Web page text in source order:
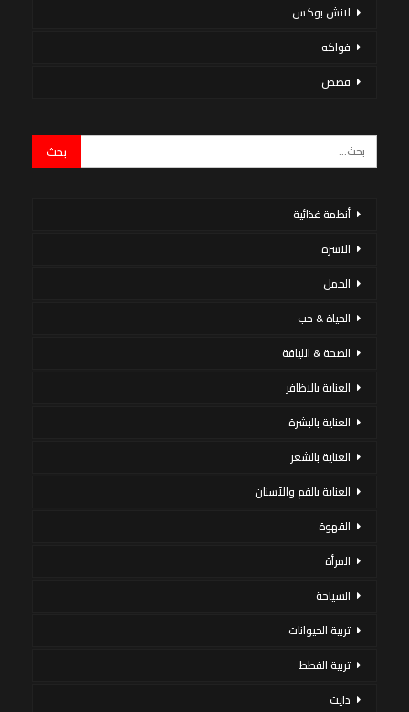
لانش بوكس
فواكه
قصص
أنظمة غذائية
الاسرة
الحمل
الحياة & حب
الصحة & اللياقة
العناية بالاظافر
العناية بالبشرة
العناية بالشعر
العناية بالفم والأسنان
القهوة
المرأة
السياحة
تربية الحيوانات
تربية القطط
دايت